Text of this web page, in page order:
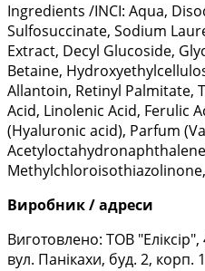
Ingredients /INCI: Aqua,
Sulfosuccinate, Sodium
Extract, Decyl Glucoside,
Betaine,
Allantoin, Retinyl Palmitate,
Acid, Linolenic Acid, Ferulic
(Hyaluronic acid), Parfum
Виробник / адреси
Виготовлено: ТОВ
вул. Панікахи, буд. 2, корп.